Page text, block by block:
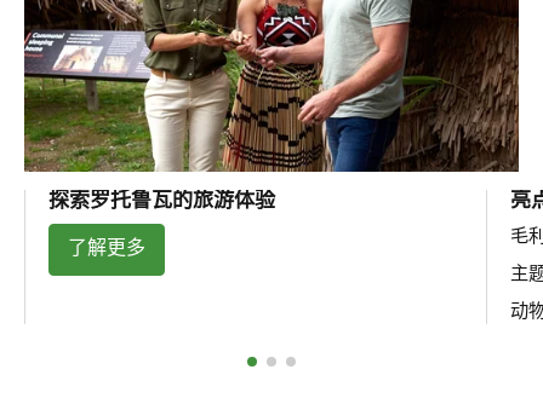
探索罗托鲁瓦的旅游体验
了解更多
亮
毛
主
动